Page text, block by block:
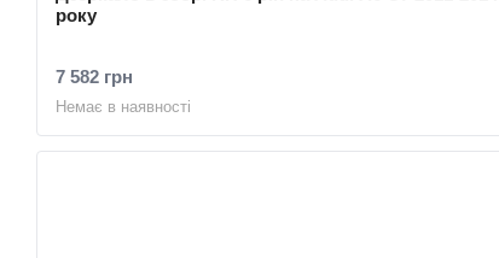
року
7 582 грн
Немає в наявності